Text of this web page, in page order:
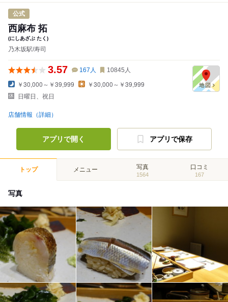
公式
西麻布 拓
(にしあざぶ たく)
乃木坂駅/寿司
3.57 167 人 10845 人
￥30,000～￥39,999
￥30,000～￥39,999
日曜日、祝日
店舗情報（詳細）
アプリで開く アプリで保存
トップ メニュー 写真
1564
口コミ
167
写真